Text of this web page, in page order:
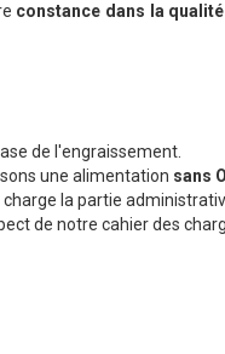
constance dans la qualité
de l'engraissement.
une alimentation sans
charge la partie
de notre cahier des